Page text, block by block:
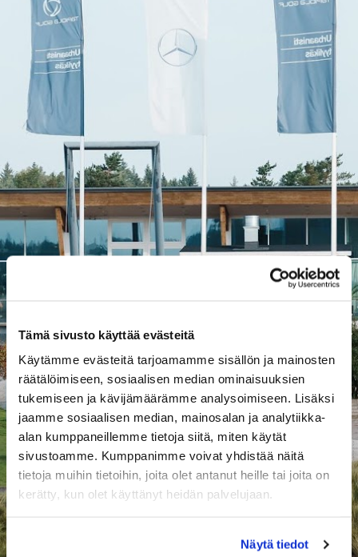
Tämä sivusto käyttää evästeitä
Käytämme evästeitä tarjoamamme sisällön ja mainosten
räätälöimiseen, sosiaalisen median ominaisuuksien
tukemiseen ja kävijämäärämme analysoimiseen. Lisäksi
jaamme sosiaalisen median, mainosalan ja analytiikka-
alan kumppaneillemme tietoja siitä, miten käytät
sivustoamme. Kumppanimme voivat yhdistää näitä
tietoja muihin tietoihin, joita olet antanut heille tai joita on
kerätty, kun olet käyttänyt heidän palvelujaan.
Näytä tiedot